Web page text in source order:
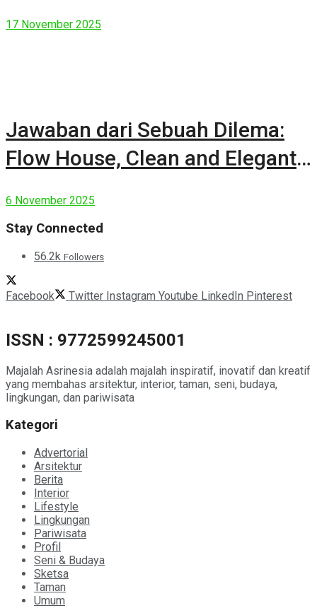
17 November 2025
Jawaban dari Sebuah Dilema:
Flow House, Clean and Elegant
6 November 2025
Stay Connected
56.2k Followers
Facebook Twitter Instagram Youtube LinkedIn Pinterest
ISSN : 9772599245001
Majalah Asrinesia adalah majalah inspiratif, inovatif dan kreatif
yang membahas arsitektur, interior, taman, seni, budaya,
lingkungan, dan pariwisata
Kategori
Advertorial
Arsitektur
Berita
Interior
Lifestyle
Lingkungan
Pariwisata
Profil
Seni & Budaya
Sketsa
Taman
Umum